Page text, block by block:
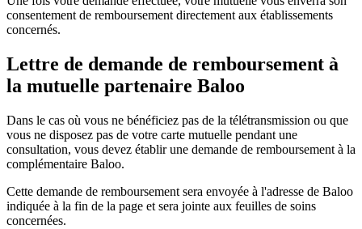
consentement de remboursement directement aux établissements
concernés.
Lettre de demande de remboursement à
la mutuelle partenaire Baloo
Dans le cas où vous ne bénéficiez pas de la télétransmission ou que
vous ne disposez pas de votre carte mutuelle pendant une
consultation, vous devez établir une demande de remboursement à la
complémentaire Baloo.
Cette demande de remboursement sera envoyée à l'adresse de Baloo
indiquée à la fin de la page et sera jointe aux feuilles de soins
concernées.